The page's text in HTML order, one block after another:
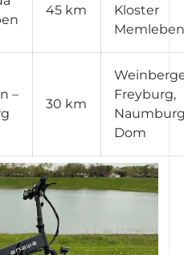
45 km
Kloster
Memleben
–
30 km
Freyburg,
Dom